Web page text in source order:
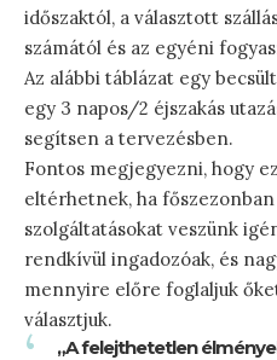
időszaktól, a választott
számától és az egyéni
Az alábbi táblázat egy
egy 3 napos/2 éjszakás
segítsen a tervezésben.
Fontos megjegyezni, hogy
eltérhetnek, ha
szolgáltatásokat veszünk
rendkívül ingadozóak, és
mennyire előre foglaljuk
választjuk.
„A felejthetetlen